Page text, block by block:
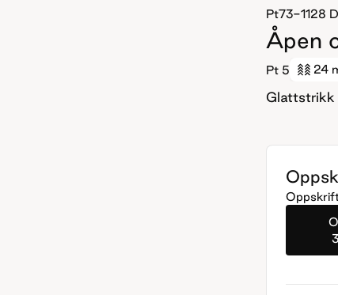
Pt73-1128
Åpen
Pt 5 24
Glattstrikk